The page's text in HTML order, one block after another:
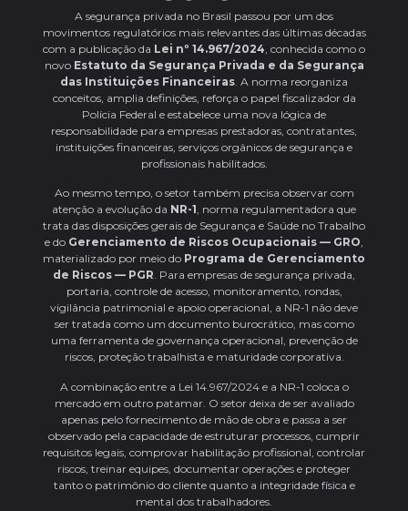
A segurança privada no Brasil passou por um dos
movimentos regulatórios mais relevantes das últimas décadas
com a publicação da Lei nº 14.967/2024, conhecida como o
novo Estatuto da Segurança Privada e da Segurança
das Instituições Financeiras. A norma reorganiza
conceitos, amplia definições, reforça o papel fiscalizador da
Polícia Federal e estabelece uma nova lógica de
responsabilidade para empresas prestadoras, contratantes,
instituições financeiras, serviços orgânicos de segurança e
profissionais habilitados.
Ao mesmo tempo, o setor também precisa observar com
atenção a evolução da NR-1, norma regulamentadora que
trata das disposições gerais de Segurança e Saúde no Trabalho
e do Gerenciamento de Riscos Ocupacionais — GRO,
materializado por meio do Programa de Gerenciamento
de Riscos — PGR. Para empresas de segurança privada,
portaria, controle de acesso, monitoramento, rondas,
vigilância patrimonial e apoio operacional, a NR-1 não deve
ser tratada como um documento burocrático, mas como
uma ferramenta de governança operacional, prevenção de
riscos, proteção trabalhista e maturidade corporativa.
A combinação entre a Lei 14.967/2024 e a NR-1 coloca o
mercado em outro patamar. O setor deixa de ser avaliado
apenas pelo fornecimento de mão de obra e passa a ser
observado pela capacidade de estruturar processos, cumprir
requisitos legais, comprovar habilitação profissional, controlar
riscos, treinar equipes, documentar operações e proteger
tanto o patrimônio do cliente quanto a integridade física e
mental dos trabalhadores.